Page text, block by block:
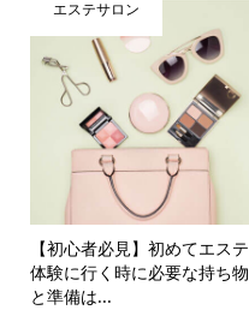
エステサロン
【初心者必見】初めてエステ
体験に行く時に必要な持ち物
と準備は...